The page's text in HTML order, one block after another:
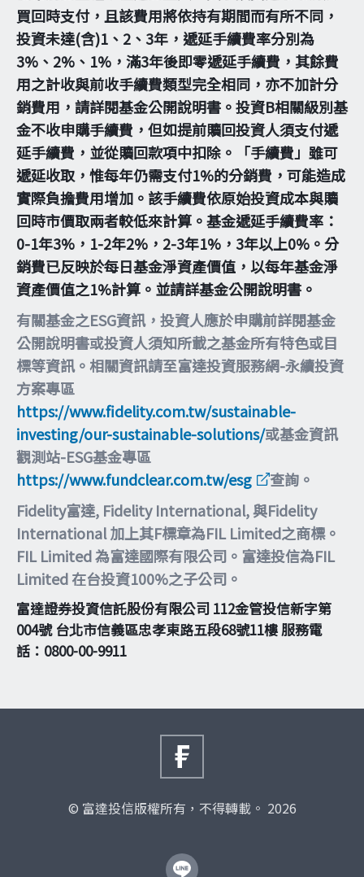
買回時支付，且該費用將依持有期間而有所不同，
投資未達(含)1、2、3年，遞延手續費率分別為
3%、2%、1%，滿3年後即零遞延手續費，其餘費
用之計收與前收手續費類型完全相同，亦不加計分
銷費用，請詳閱基金公開說明書。投資B相關級別基
金不收申購手續費，但如提前贖回投資人須支付遞
延手續費，並從贖回款項中扣除。「手續費」雖可
遞延收取，惟每年仍需支付1%的分銷費，可能造成
實際負擔費用增加。該手續費依原始投資成本與贖
回時市價取兩者較低來計算。基金遞延手續費率：
0-1年3%，1-2年2%，2-3年1%，3年以上0%。分
銷費已反映於每日基金淨資產價值，以每年基金淨
資產價值之1%計算。並請詳基金公開說明書。
有關基金之ESG資訊，投資人應於申購前詳閱基金
公開說明書或投資人須知所載之基金所有特色或目
標等資訊。相關資訊請至富達投資服務網-永續投資
方案專區
https://www.fidelity.com.tw/sustainable-
investing/our-sustainable-solutions/或基金資訊
觀測站-ESG基金專區
https://www.fundclear.com.tw/esg
查詢。
Fidelity富達, Fidelity International, 與Fidelity
International 加上其F標章為FIL Limited之商標。
FIL Limited 為富達國際有限公司。富達投信為FIL
Limited 在台投資100%之子公司。
富達證券投資信託股份有限公司 112金管投信新字第
004號 台北市信義區忠孝東路五段68號11樓 服務電
話：0800-00-9911
© 富達投信版權所有，不得轉載。 2026